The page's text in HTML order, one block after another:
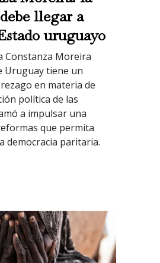
llegar a
uruguayo
Constanza Moreira
Uruguay tiene un
en materia de
política de las
a impulsar una
que permita
democracia paritaria.